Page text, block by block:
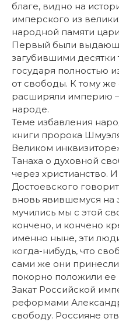
благе, видно на
имперского из
народной памяти
Первый были
загубившими
государя полностью
от свободы. К тому
расширяли империю
народе.
Теме избавления
книги пророка
Великом
Танаха о духовной
через христианство.
Достоевского
вновь явившемуся на
мучились мы с этой
кончено, и кончено
именно ныне, эти
когда-нибудь, что
сами же они
покорно положили ее
Закат Российской
реформами
свободу. Россияне